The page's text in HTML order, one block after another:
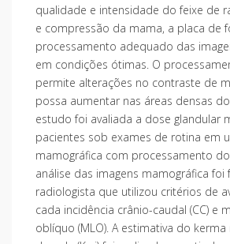
qualidade e intensidade do feixe de
e compressão da mama, a placa de
processamento adequado das
em condições ótimas. O
permite alterações no contraste de
possa aumentar nas áreas densas
estudo foi avaliada a dose glandular
pacientes sob exames de rotina em
mamográfica com processamento do
análise das imagens mamográfica foi
radiologista que utilizou critérios de
cada incidência crânio-caudal (CC) e
oblíquo (MLO). A estimativa do